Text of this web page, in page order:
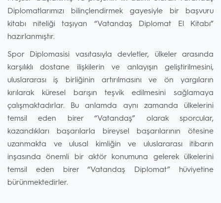
Diplomatlarımızı bilinçlendirmek gayesiyle bir başvuru
kitabı niteliği taşıyan “Vatandaş Diplomat El Kitabı”
hazırlanmıştır.
Spor Diplomasisi vasıtasıyla devletler, ülkeler arasında
karşılıklı dostane ilişkilerin ve anlayışın geliştirilmesini,
uluslararası iş birliğinin artırılmasını ve ön yargıların
kırılarak küresel barışın teşvik edilmesini sağlamaya
çalışmaktadırlar. Bu anlamda aynı zamanda ülkelerini
temsil eden birer “Vatandaş” olarak sporcular,
kazandıkları başarılarla bireysel başarılarının ötesine
uzanmakta ve ulusal kimliğin ve uluslararası itibarın
inşasında önemli bir aktör konumuna gelerek ülkelerini
temsil eden birer “Vatandaş Diplomat” hüviyetine
bürünmektedirler.